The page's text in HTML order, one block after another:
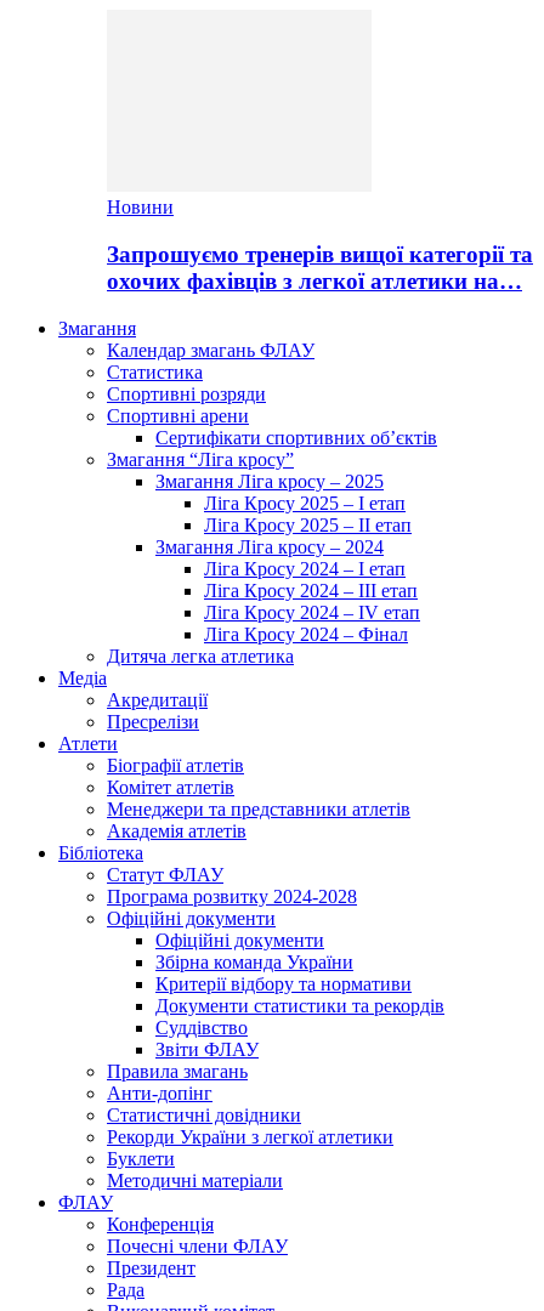
Новини
Запрошуємо тренерів вищої категорії та
охочих фахівців з легкої атлетики на…
Змагання
Календар змагань ФЛАУ
Статистика
Спортивні розряди
Спортивні арени
Сертифікати спортивних об’єктів
Змагання “Ліга кросу”
Змагання Ліга кросу – 2025
Ліга Кросу 2025 – I етап
Ліга Кросу 2025 – II етап
Змагання Ліга кросу – 2024
Ліга Кросу 2024 – I етап
Ліга Кросу 2024 – III етап
Ліга Кросу 2024 – IV етап
Ліга Кросу 2024 – Фінал
Дитяча легка атлетика
Медіа
Акредитації
Пресрелізи
Атлети
Біографії атлетів
Комітет атлетів
Менеджери та представники атлетів
Академія атлетів
Бібліотека
Статут ФЛАУ
Програма розвитку 2024-2028
Офіційні документи
Офіційні документи
Збірна команда України
Критерії відбору та нормативи
Документи статистики та рекордів
Суддівство
Звіти ФЛАУ
Правила змагань
Анти-допінг
Статистичні довідники
Рекорди України з легкої атлетики
Буклети
Методичні матеріали
ФЛАУ
Конференція
Почесні члени ФЛАУ
Президент
Рада